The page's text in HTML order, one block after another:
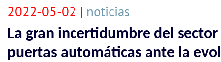
2022-05-02 | noticias
La gran incertidumbre del
puertas automáticas ante la